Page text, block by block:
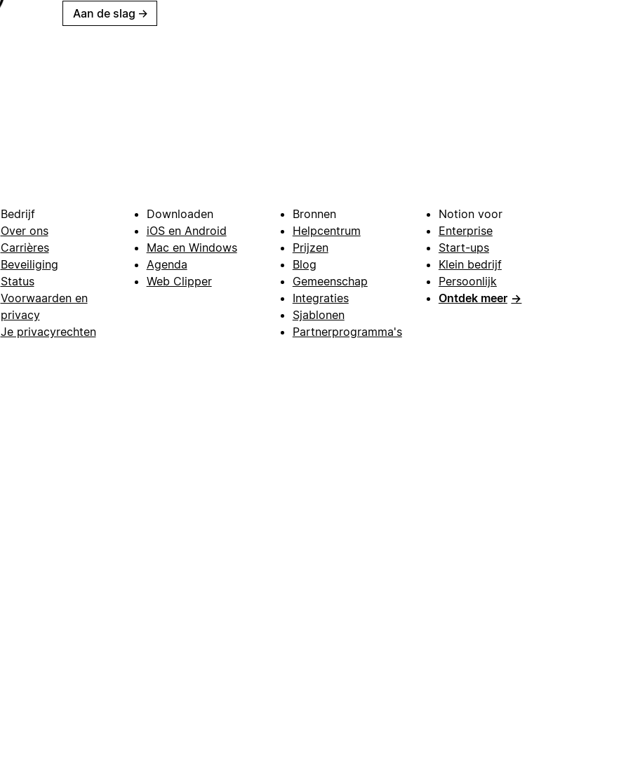
Aan de slag →
Bedrijf
Over ons
Carrières
Beveiliging
Status
Voorwaarden en
privacy
Je privacyrechten
Downloaden
iOS en Android
Mac en Windows
Agenda
Web Clipper
Bronnen
Helpcentrum
Prijzen
Blog
Gemeenschap
Integraties
Sjablonen
Partnerprogramma's
Notion voor
Enterprise
Start-ups
Klein bedrijf
Persoonlijk
Ontdek meer →